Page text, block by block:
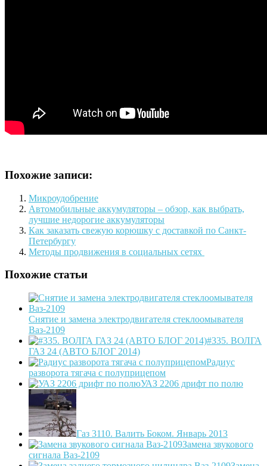
Похожие записи:
Микроудобрение
Автомобильные аккумуляторы – обзор, как выбрать,
лучшие недорогие аккумуляторы
Как заказать свежую корюшку с доставкой по Санкт-
Петербургу
Методы продвижения в социальных сетях
Похожие статьи
Снятие и замена электродвигателя стеклоомывателя
Ваз-2109
#335. ВОЛГА
ГАЗ 24 (АВТО БЛОГ 2014)
Радиус
разворота тягача с полуприцепом
УАЗ 2206 дрифт по полю
Газ 3110. Валить Боком. Январь 2013
Замена звукового
сигнала Ваз-2109